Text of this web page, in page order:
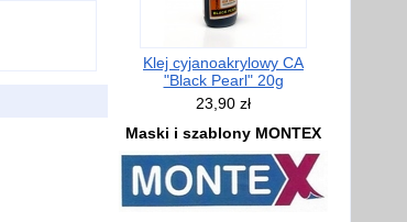
Klej cyjanoakrylowy CA
"Black Pearl" 20g
23,90 zł
Maski i szablony MONTEX